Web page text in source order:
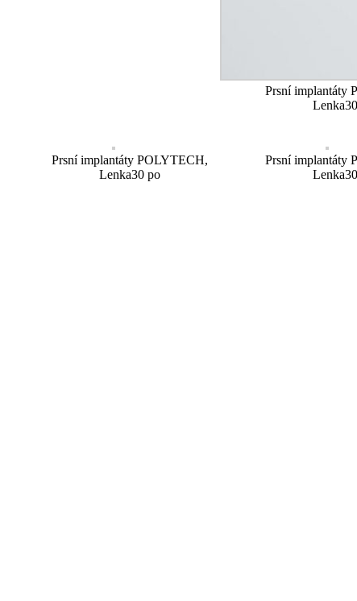
Prsní implantáty
Prsní implantáty POLYTECH,
Lenka30 po
Prsní implantáty